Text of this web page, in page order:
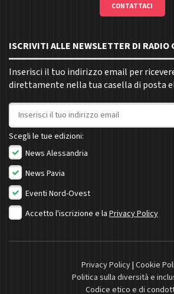
CONTATTACI
ISCRIVITI ALLE NEWSLETTER DI RADIO
Inserisci il tuo indirizzo email per
direttamente nella tua casella di posta
Indirizzo email
Scegli le tue edizioni:
News Alessandria
News Pavia
Eventi Nord-Ovest
Accetto l'iscrizione e la Privacy Policy
Privacy Policy| Cookie
Politica sulla diversità e
Codice etico e di